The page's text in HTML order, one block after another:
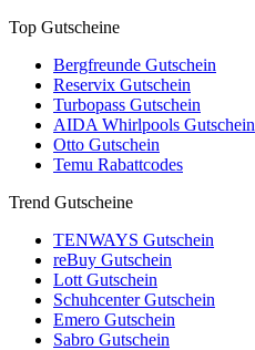
Top Gutscheine
Bergfreunde Gutschein
Reservix Gutschein
Turbopass Gutschein
AIDA Whirlpools Gutschein
Otto Gutschein
Temu Rabattcodes
Trend Gutscheine
TENWAYS Gutschein
reBuy Gutschein
Lott Gutschein
Schuhcenter Gutschein
Emero Gutschein
Sabro Gutschein